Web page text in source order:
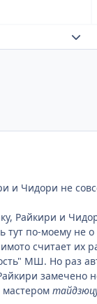
и Чидори не
Райкири и
тут по-моему не
считает их
МШ. Но раз
замечено
мастером